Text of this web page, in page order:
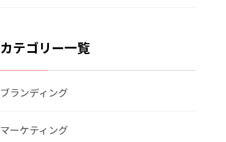
カテゴリー一覧
ブランディング
マーケティング